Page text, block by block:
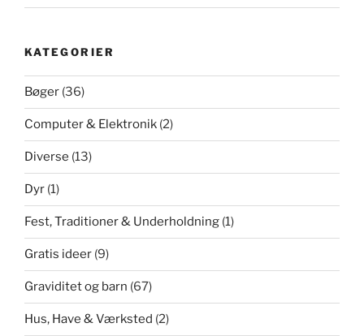
KATEGORIER
Bøger (36)
Computer & Elektronik (2)
Diverse (13)
Dyr (1)
Fest, Traditioner & Underholdning (1)
Gratis ideer (9)
Graviditet og barn (67)
Hus, Have & Værksted (2)